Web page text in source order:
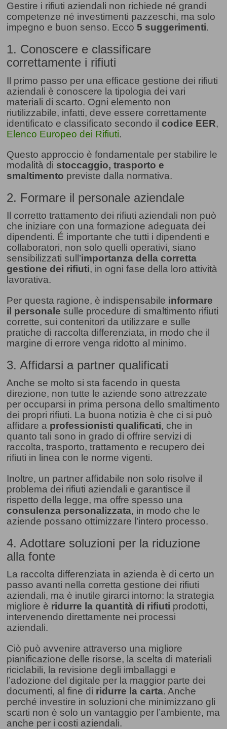
Gestire i rifiuti aziendali non richiede né grandi
competenze né investimenti pazzeschi, ma solo
impegno e buon senso. Ecco5 suggerimenti.
1. Conoscere e classificare
correttamente i rifiuti
Il primo passo per una efficace gestione dei rifiuti
aziendali è conoscere la tipologia dei vari
materiali di scarto. Ogni elemento non
riutilizzabile, infatti, deve essere correttamente
identificato e classificato secondo ilcodice EER,
Elenco Europeo dei Rifiuti.
Questo approccio è fondamentale per stabilire le
modalità di stoccaggio, trasporto e
smaltimento previste dalla normativa.
2. Formare il personale aziendale
Il corretto trattamento dei rifiuti aziendali non può
che iniziare con una formazione adeguata dei
dipendenti. É importante che tutti i dipendenti e
collaboratori, non solo quelli operativi, siano
sensibilizzati sull’importanza della corretta
gestione dei rifiuti, in ogni fase della loro attività
lavorativa.
Per questa ragione, è indispensabile informare
il personale sulle procedure di smaltimento rifiuti
corrette, sui contenitori da utilizzare e sulle
pratiche di raccolta differenziata, in modo che il
margine di errore venga ridotto al minimo.
3. Affidarsi a partner qualificati
Anche se molto si sta facendo in questa
direzione, non tutte le aziende sono attrezzate
per occuparsi in prima persona dello smaltimento
dei propri rifiuti. La buona notizia è che ci si può
affidare a professionisti qualificati, che in
quanto tali sono in grado di offrire servizi di
raccolta, trasporto, trattamento e recupero dei
rifiuti in linea con le norme vigenti.
Inoltre, un partner affidabile non solo risolve il
problema dei rifiuti aziendali e garantisce il
rispetto della legge, ma offre spesso una
consulenza personalizzata, in modo che le
aziende possano ottimizzare l’intero processo.
4. Adottare soluzioni per la riduzione
alla fonte
La raccolta differenziata in azienda è di certo un
passo avanti nella corretta gestione dei rifiuti
aziendali, ma è inutile girarci intorno: la strategia
migliore è ridurre la quantità di rifiuti prodotti,
intervenendo direttamente nei processi
aziendali.
Ciò può avvenire attraverso una migliore
pianificazione delle risorse, la scelta di materiali
riciclabili, la revisione degli imballaggi e
l’adozione del digitale per la maggior parte dei
documenti, al fine di ridurre la carta. Anche
perché investire in soluzioni che minimizzano gli
scarti non è solo un vantaggio per l’ambiente, ma
anche per i costi aziendali.